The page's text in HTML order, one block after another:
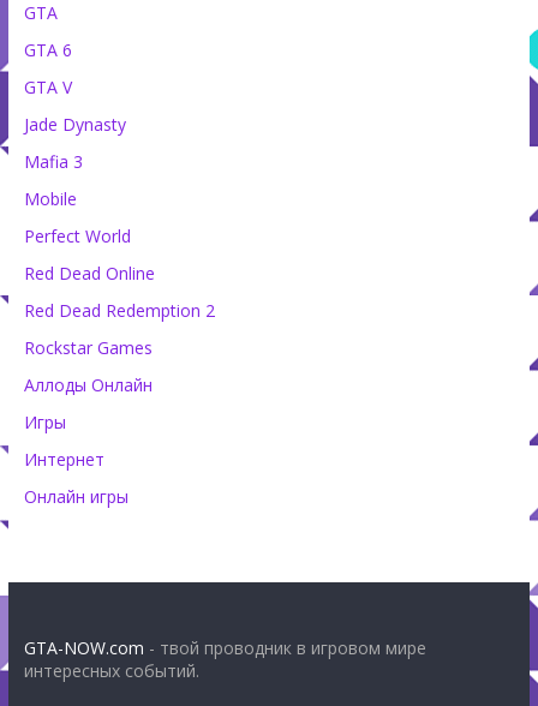
GTA
GTA 6
GTA V
Jade Dynasty
Mafia 3
Mobile
Perfect World
Red Dead Online
Red Dead Redemption 2
Rockstar Games
Аллоды Онлайн
Игры
Интернет
Онлайн игры
GTA-NOW.com - твой проводник в игровом мире
интересных событий.